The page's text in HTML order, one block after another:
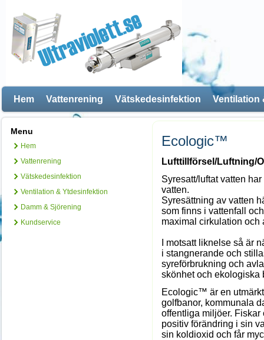
Hem Vattenrening Vätskedesinfektion Ventilation
Menu
Hem
Vattenrening
Vätskedesinfektion
Ventilation & Ytdesinfektion
Damm & Sjörening
Kundservice
Ecologic™
Lufttillförsel/Luftning/
Syresatt/luftat vatten
vatten.
Syresättning av vatten
som finns i vattenfall
maximal cirkulation och
I motsatt liknelse så är
i stangnerande och
syreförbrukning och
skönhet och ekologiska
Ecologic™ är en
golfbanor, kommunala
offentliga miljöer. Fiskar
positiv förändring i sin
sin koldioxid och får